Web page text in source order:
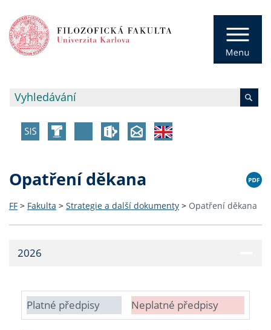
Opatření děkana
FF > Fakulta > Strategie a další dokumenty > Opatření děkana
2026
Platné předpisy Neplatné předpisy